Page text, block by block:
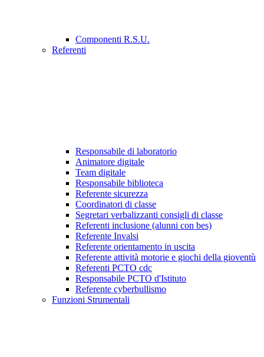
Componenti R.S.U.
Referenti
Responsabile di laboratorio
Animatore digitale
Team digitale
Responsabile biblioteca
Referente sicurezza
Coordinatori di classe
Segretari verbalizzanti consigli di classe
Referenti inclusione (alunni con bes)
Referente Invalsi
Referente orientamento in uscita
Referente attività motorie e giochi della gioventù
Referenti PCTO cdc
Responsabile PCTO d'Istituto
Referente cyberbullismo
Funzioni Strumentali